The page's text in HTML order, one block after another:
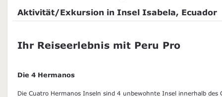
Aktivität/Exkursion in Insel Isabela, Ecuador
Ihr Reiseerlebnis mit Peru Pro
Die 4 Hermanos
Die Cuatro Hermanos Inseln sind 4 unbewohnte Insel innerhalb des